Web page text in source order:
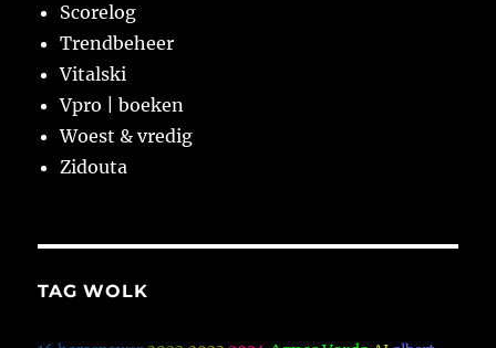
Scorelog
Trendbeheer
Vitalski
Vpro | boeken
Woest & vredig
Zidouta
TAG WOLK